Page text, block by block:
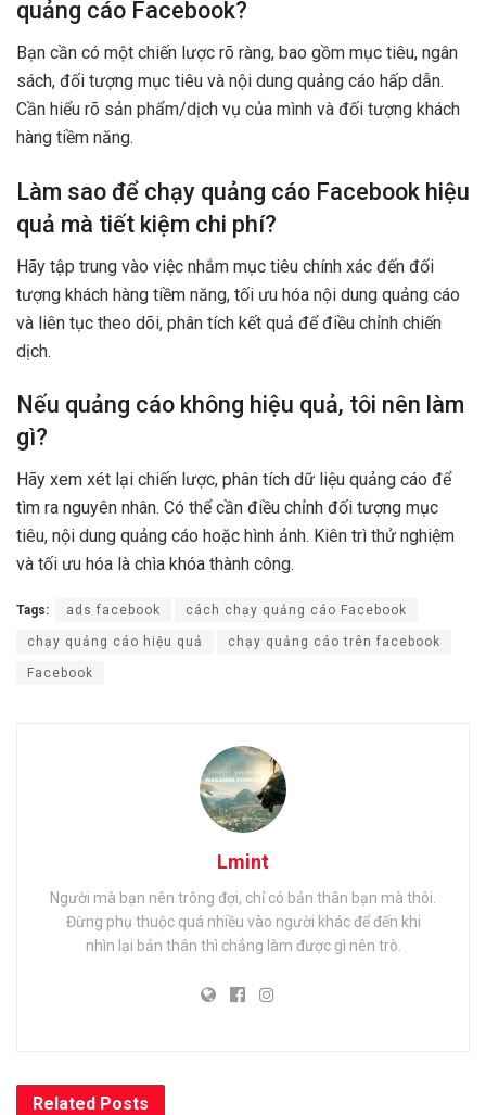
quảng cáo Facebook?
Bạn cần có một chiến lược rõ ràng, bao gồm mục tiêu, ngân
sách, đối tượng mục tiêu và nội dung quảng cáo hấp dẫn.
Cần hiểu rõ sản phẩm/dịch vụ của mình và đối tượng khách
hàng tiềm năng.
Làm sao để chạy quảng cáo Facebook hiệu
quả mà tiết kiệm chi phí?
Hãy tập trung vào việc nhắm mục tiêu chính xác đến đối
tượng khách hàng tiềm năng, tối ưu hóa nội dung quảng cáo
và liên tục theo dõi, phân tích kết quả để điều chỉnh chiến
dịch.
Nếu quảng cáo không hiệu quả, tôi nên làm
gì?
Hãy xem xét lại chiến lược, phân tích dữ liệu quảng cáo để
tìm ra nguyên nhân. Có thể cần điều chỉnh đối tượng mục
tiêu, nội dung quảng cáo hoặc hình ảnh. Kiên trì thử nghiệm
và tối ưu hóa là chìa khóa thành công.
Tags: ads facebook cách chạy quảng cáo Facebook
chạy quảng cáo hiệu quả chạy quảng cáo trên facebook
Facebook
Lmint
Người mà bạn nên trông đợi, chỉ có bản thân bạn mà thôi.
Đừng phụ thuộc quá nhiều vào người khác để đến khi
nhìn lại bản thân thì chẳng làm được gì nên trò.
Related Posts